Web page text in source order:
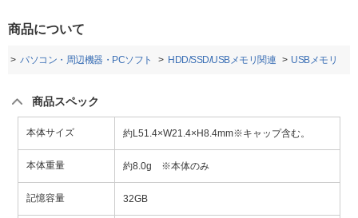
商品について
パソコン・周辺機器・PCソフト HDD/SSD/USBメモリ関連 USBメモリ
商品スペック
本体サイズ 約L51.4×W21.4×H8.4mm※キャップ含む。
本体重量 約8.0g ※本体のみ
記憶容量 32GB